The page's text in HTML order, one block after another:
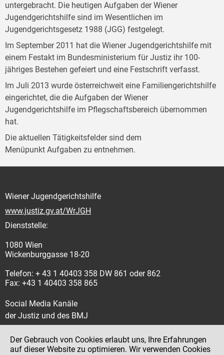
untergebracht. Die heutigen Aufgaben der Wiener
Jugendgerichtshilfe sind im Wesentlichen im
Jugendgerichtsgesetz 1988 (JGG) festgelegt.
Im September 2011 hat die Wiener Jugendgerichtshilfe mit
einem Festakt im Bundesministerium für Justiz ihr 100-
jähriges Bestehen gefeiert und eine Festschrift verfasst.
Im Juli 2013 wurde österreichweit eine Familiengerichtshilfe
eingerichtet, die die Aufgaben der Wiener
Jugendgerichtshilfe im Pflegschaftsbereich übernommen
hat.
Die aktuellen Tätigkeitsfelder sind dem
Menüpunkt Aufgaben zu entnehmen.
Wiener Jugendgerichtshilfe
www.justiz.gv.at/WrJGH
Dienststelle:
1080 Wien
Wickenburggasse 18-20
Telefon: + 43 1 40403 358 DW 861 oder 862
Fax: +43 1 40403 358 865
Social Media Kanäle
der Justiz und des BMJ
Der Gebrauch von Cookies erlaubt uns, Ihre Erfahrungen
auf dieser Website zu optimieren. Wir verwenden Cookies